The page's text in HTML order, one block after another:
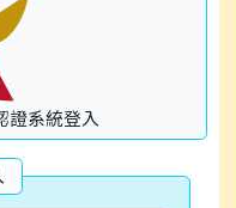
證系統登入